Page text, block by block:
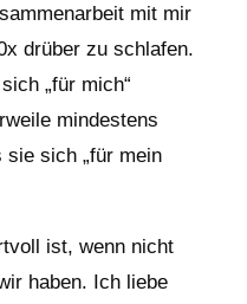
mit mir
drüber zu schlafen.
„für mich“
mindestens
sich „für mein
ist, wenn nicht
haben. Ich liebe